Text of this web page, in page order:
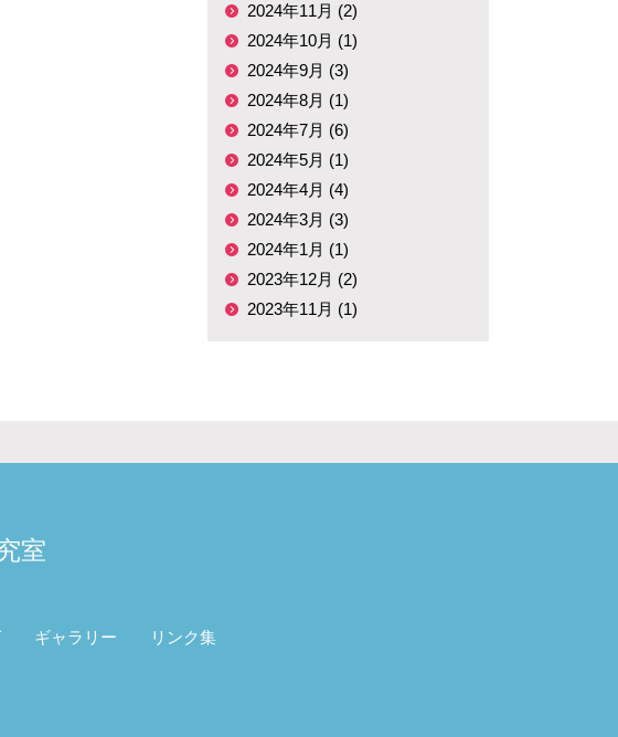
2024年11月 (2)
2024年10月 (1)
2024年9月 (3)
2024年8月 (1)
2024年7月 (6)
2024年5月 (1)
2024年4月 (4)
2024年3月 (3)
2024年1月 (1)
2023年12月 (2)
2023年11月 (1)
室
ギャラリー リンク集